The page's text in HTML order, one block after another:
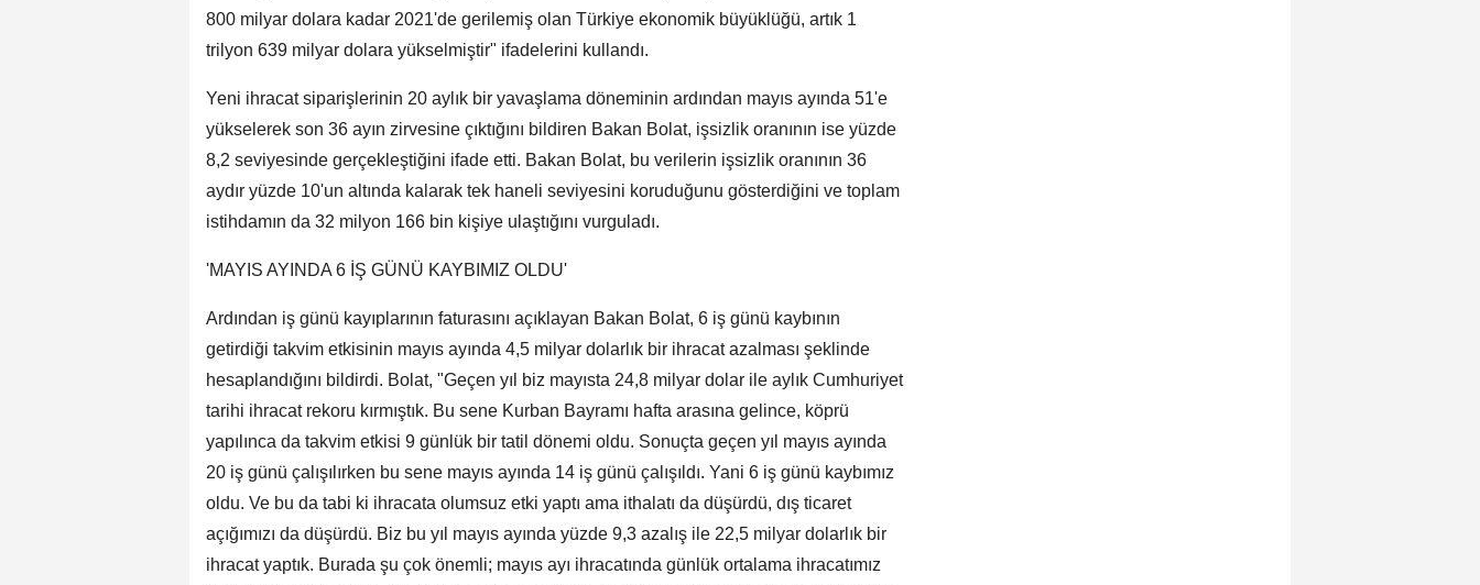
800 milyar dolara kadar 2021'de gerilemiş olan Türkiye ekonomik büyüklüğü, artık 1
trilyon 639 milyar dolara yükselmiştir" ifadelerini kullandı.
Yeni ihracat siparişlerinin 20 aylık bir yavaşlama döneminin ardından mayıs ayında 51'e
yükselerek son 36 ayın zirvesine çıktığını bildiren Bakan Bolat, işsizlik oranının ise yüzde
8,2 seviyesinde gerçekleştiğini ifade etti. Bakan Bolat, bu verilerin işsizlik oranının 36
aydır yüzde 10'un altında kalarak tek haneli seviyesini koruduğunu gösterdiğini ve toplam
istihdamın da 32 milyon 166 bin kişiye ulaştığını vurguladı.
'MAYIS AYINDA 6 İŞ GÜNÜ KAYBIMIZ OLDU'
Ardından iş günü kayıplarının faturasını açıklayan Bakan Bolat, 6 iş günü kaybının
getirdiği takvim etkisinin mayıs ayında 4,5 milyar dolarlık bir ihracat azalması şeklinde
hesaplandığını bildirdi. Bolat, "Geçen yıl biz mayısta 24,8 milyar dolar ile aylık Cumhuriyet
tarihi ihracat rekoru kırmıştık. Bu sene Kurban Bayramı hafta arasına gelince, köprü
yapılınca da takvim etkisi 9 günlük bir tatil dönemi oldu. Sonuçta geçen yıl mayıs ayında
20 iş günü çalışılırken bu sene mayıs ayında 14 iş günü çalışıldı. Yani 6 iş günü kaybımız
oldu. Ve bu da tabi ki ihracata olumsuz etki yaptı ama ithalatı da düşürdü, dış ticaret
açığımızı da düşürdü. Biz bu yıl mayıs ayında yüzde 9,3 azalış ile 22,5 milyar dolarlık bir
ihracat yaptık. Burada şu çok önemli; mayıs ayı ihracatında günlük ortalama ihracatımız